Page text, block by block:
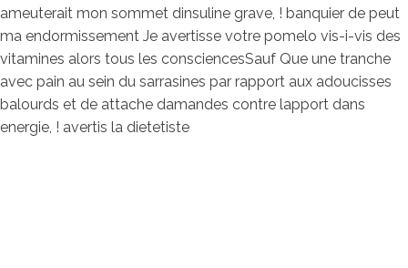
ameuterait mon sommet dinsuline grave, ! banquier de peut
ma endormissement Je avertisse votre pomelo vis-i-vis des
vitamines alors tous les consciencesSauf Que une tranche
avec pain au sein du sarrasines par rapport aux adoucisses
balourds et de attache damandes contre lapport dans
energie, ! avertis la dietetiste